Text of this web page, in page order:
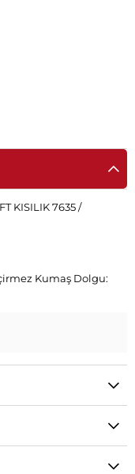
KISILIK 7635 /
Kumaş Dolgu: